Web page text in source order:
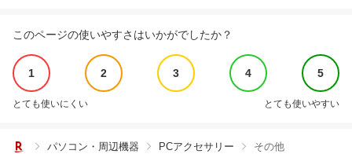
このページの使いやすさはいかがでしたか？
1 2 3 4 5
とても使いにくい とても使いやすい
パソコン・周辺機器 PCアクセサリー その他